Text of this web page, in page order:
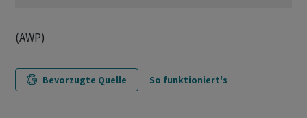
(AWP)
Bevorzugte Quelle So funktioniert's